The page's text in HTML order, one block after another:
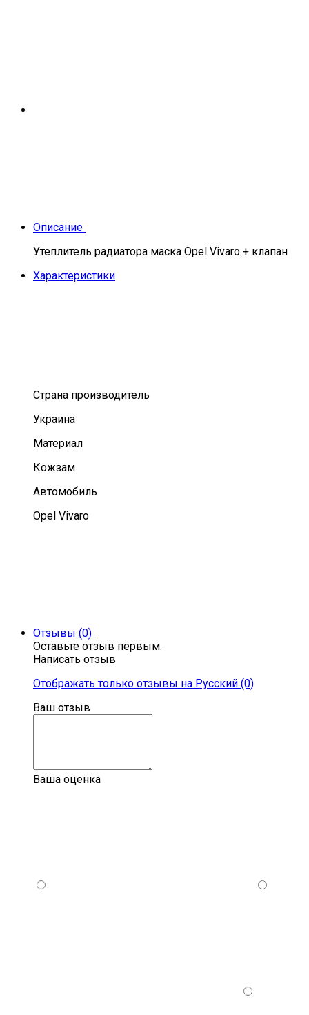
Описание
Утеплитель радиатора маска Opel Vivaro + клапан
Характеристики
Страна производитель
Украина
Материал
Кожзам
Автомобиль
Opel Vivaro
Отзывы (0)
Оставьте отзыв первым.
Написать отзыв
Отображать только отзывы на Русский (0)
Ваш отзыв
Ваша оценка